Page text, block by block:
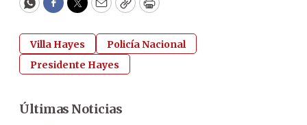
WhatsApp
Facebook
Twitter
EmailCopyPrint
Villa Hayes
Policía Nacional
Presidente Hayes
Últimas Noticias